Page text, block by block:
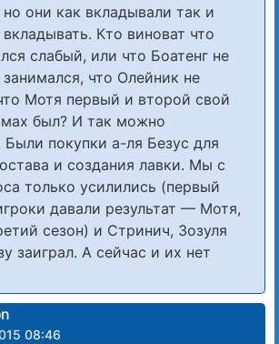
они как вкладывали так и
Кто виноват что
слабый, или что Боатенг не
что Олейник не
Мотя первый и второй свой
был? И так можно
Были покупки а-ля Безус для
и создания лавки. Мы с
только усилились (первый
давали результат — Мотя,
сезон) и Стринич, Зозуля
заиграл. А сейчас и их нет
08:46